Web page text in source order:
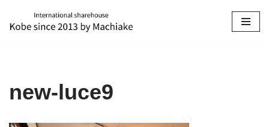
コ
ツ
new-luce9